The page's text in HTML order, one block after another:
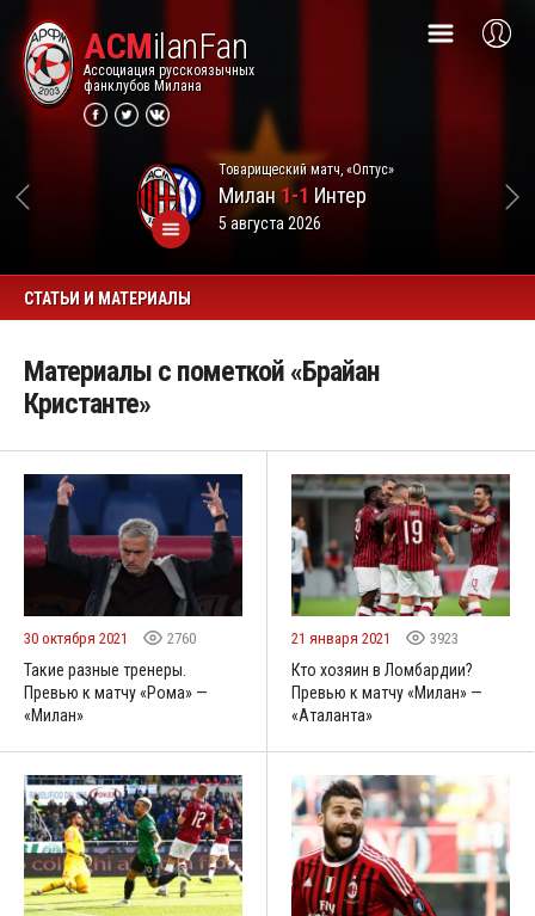
ACMilanFan
Ассоциация русскоязычных
фанклубов Милана
Товарищеский матч, «Оптус»
Милан1-1 Интер
5 августа 2026
СТАТЬИ И МАТЕРИАЛЫ
Материалы с пометкой «Брайан
Кристанте»
30 октября 2021 2760
Такие разные тренеры.
Превью к матчу «Рома» —
«Милан»
21 января 2021 3923
Кто хозяин в Ломбардии?
Превью к матчу «Милан» —
«Аталанта»